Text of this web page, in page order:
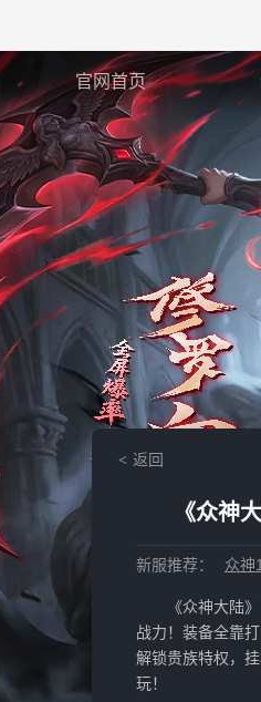
官网首页
返回
《众神
新服推荐： 众神
《众神大陆
战力！装备全靠
解锁贵族特权，
玩！